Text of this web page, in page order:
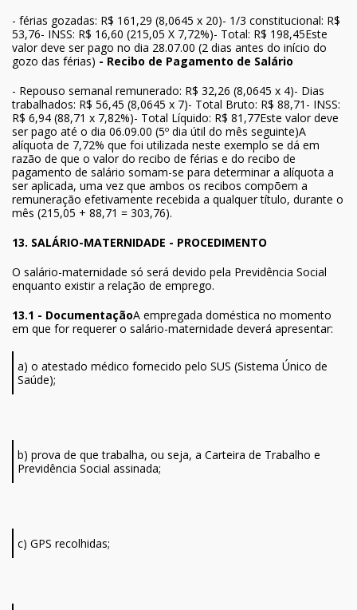
- férias gozadas: R$ 161,29 (8,0645 x 20)- 1/3 constitucional: R$
53,76- INSS: R$ 16,60 (215,05 X 7,72%)- Total: R$ 198,45Este
valor deve ser pago no dia 28.07.00 (2 dias antes do início do
gozo das férias) - Recibo de Pagamento de Salário
- Repouso semanal remunerado: R$ 32,26 (8,0645 x 4)- Dias
trabalhados: R$ 56,45 (8,0645 x 7)- Total Bruto: R$ 88,71- INSS:
R$ 6,94 (88,71 x 7,82%)- Total Líquido: R$ 81,77Este valor deve
ser pago até o dia 06.09.00 (5º dia útil do mês seguinte)A
alíquota de 7,72% que foi utilizada neste exemplo se dá em
razão de que o valor do recibo de férias e do recibo de
pagamento de salário somam-se para determinar a alíquota a
ser aplicada, uma vez que ambos os recibos compõem a
remuneração efetivamente recebida a qualquer título, durante o
mês (215,05 + 88,71 = 303,76).
13. SALÁRIO-MATERNIDADE - PROCEDIMENTO
O salário-maternidade só será devido pela Previdência Social
enquanto existir a relação de emprego.
13.1 - DocumentaçãoA empregada doméstica no momento
em que for requerer o salário-maternidade deverá apresentar:
a) o atestado médico fornecido pelo SUS (Sistema Único de
Saúde);
b) prova de que trabalha, ou seja, a Carteira de Trabalho e
Previdência Social assinada;
c) GPS recolhidas;